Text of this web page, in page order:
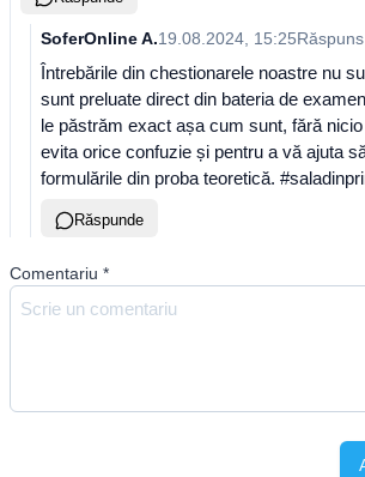
SoferOnline A.19.08.2024, 15:25
Întrebările din chestionarele noastre nu
sunt preluate direct din bateria de
le păstrăm exact așa cum sunt, fără
evita orice confuzie și pentru a vă ajuta
formulările din proba teoretică.
Răspunde
Comentariu *